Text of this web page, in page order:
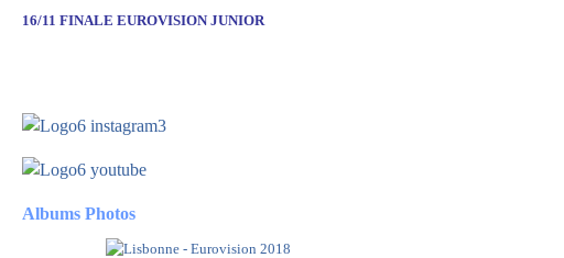
16/11 FINALE EUROVISION JUNIOR
Albums Photos